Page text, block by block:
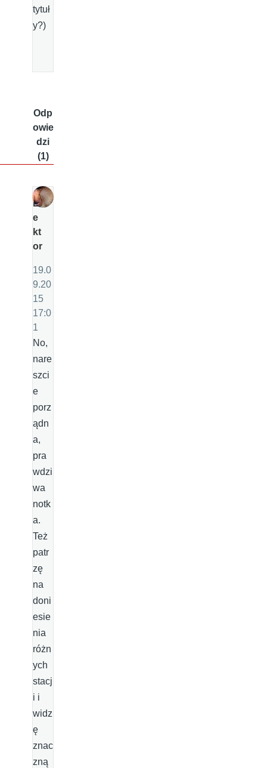
tytuł
y?)
Odp
owie
dzi
(1)
L
e
kt
or
19.0
9.20
15
17:0
1
No,
nare
szci
e
porz
ądn
a,
pra
wdzi
wa
notk
a.
Też
patr
zę
na
doni
esie
nia
różn
ych
stacj
i i
widz
ę
znac
zną